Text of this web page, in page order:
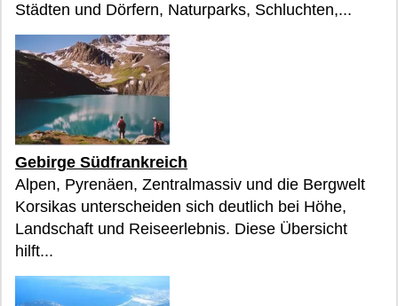
Städten und Dörfern, Naturparks, Schluchten,...
Gebirge Südfrankreich
Alpen, Pyrenäen, Zentralmassiv und die Bergwelt
Korsikas unterscheiden sich deutlich bei Höhe,
Landschaft und Reiseerlebnis. Diese Übersicht
hilft...